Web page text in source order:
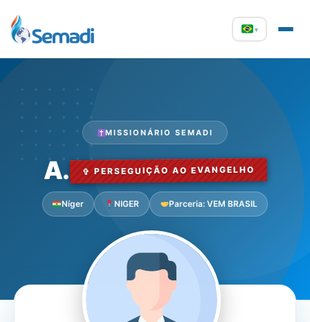
▾
MISSIONÁRIO SEMADI
A. ✞ PERSEGUIÇÃO AO EVANGELHO
Níger NIGER Parceria: VEM BRASIL